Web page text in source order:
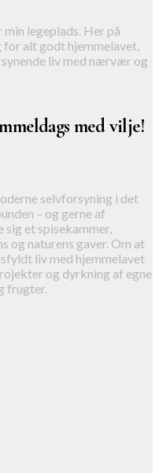
legeplads. Her på
alt godt hjemmelavet,
liv med nærvær og
med vilje!
selvforsyning i det
– og gerne af
sig et spisekammer,
og naturens gaver. Om at
liv med hjemmelavet
og dyrkning af egne
frugter.